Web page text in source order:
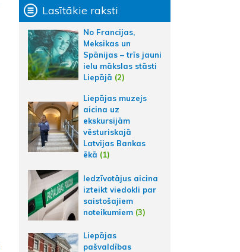
Lasītākie raksti
No Francijas,
Meksikas un
Spānijas – trīs jauni
ielu mākslas stāsti
Liepājā (2)
Liepājas muzejs
aicina uz
ekskursijām
vēsturiskajā
Latvijas Bankas
ēkā (1)
Iedzīvotājus aicina
izteikt viedokli par
saistošajiem
noteikumiem (3)
Liepājas
pašvaldības